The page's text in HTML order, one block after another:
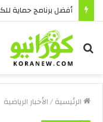
أفضل برنامج حماية
بحث
عن
الرئيسية/الأخبار الرياضية